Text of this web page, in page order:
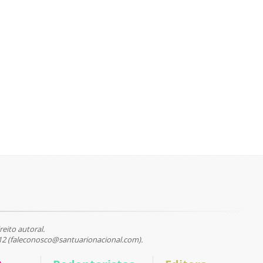
autoral.
(faleconosco@santuarionacional.com).